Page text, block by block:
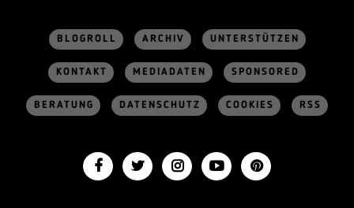
BLOGROLL ARCHIV UNTERSTÜTZEN
KONTAKT MEDIADATEN SPONSORED
BERATUNG DATENSCHUTZ COOKIES RSS